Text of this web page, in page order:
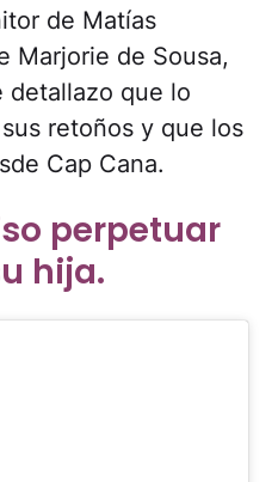
de Matías
Marjorie de Sousa,
detallazo que lo
retoños y que los
Cap Cana.
perpetuar
hija.